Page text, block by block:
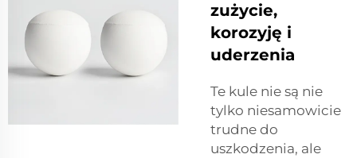
zużycie,
korozyję i
uderzenia
Te kule nie są nie
tylko niesamowicie
trudne do
uszkodzenia, ale